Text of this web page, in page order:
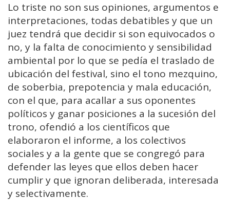
Lo triste no son sus opiniones, argumentos e
interpretaciones, todas debatibles y que un
juez tendrá que decidir si son equivocados o
no, y la falta de conocimiento y sensibilidad
ambiental por lo que se pedía el traslado de
ubicación del festival, sino el tono mezquino,
de soberbia, prepotencia y mala educación,
con el que, para acallar a sus oponentes
políticos y ganar posiciones a la sucesión del
trono, ofendió a los científicos que
elaboraron el informe, a los colectivos
sociales y a la gente que se congregó para
defender las leyes que ellos deben hacer
cumplir y que ignoran deliberada, interesada
y selectivamente.